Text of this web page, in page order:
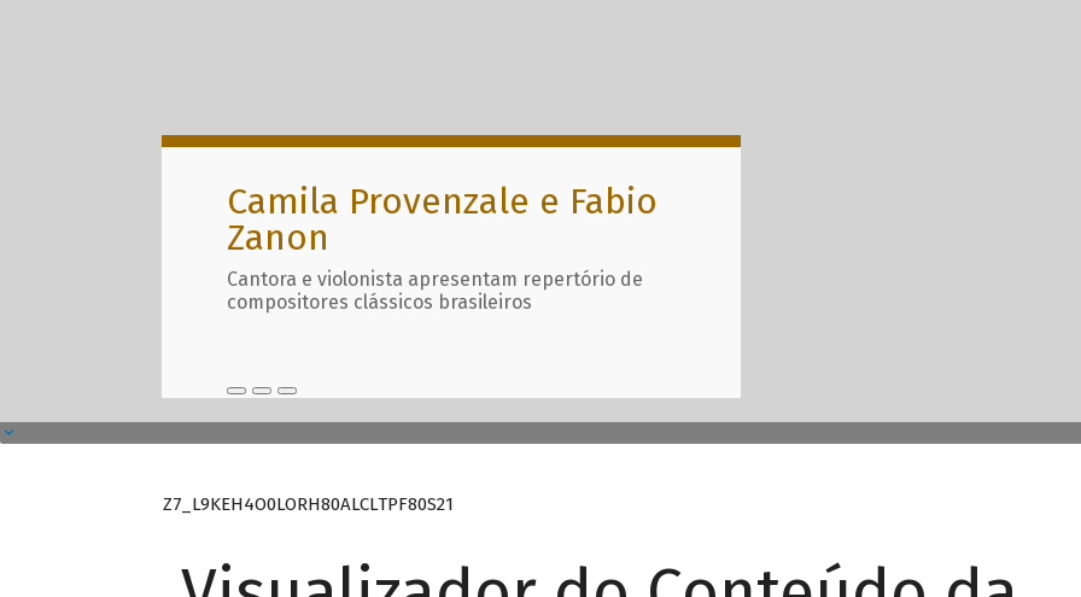
Camila Provenzale e Fabio
Zanon
Cantora e violonista apresentam repertório de
compositores clássicos brasileiros
Z7_L9KEH4O0LORH80ALCLTPF80S21